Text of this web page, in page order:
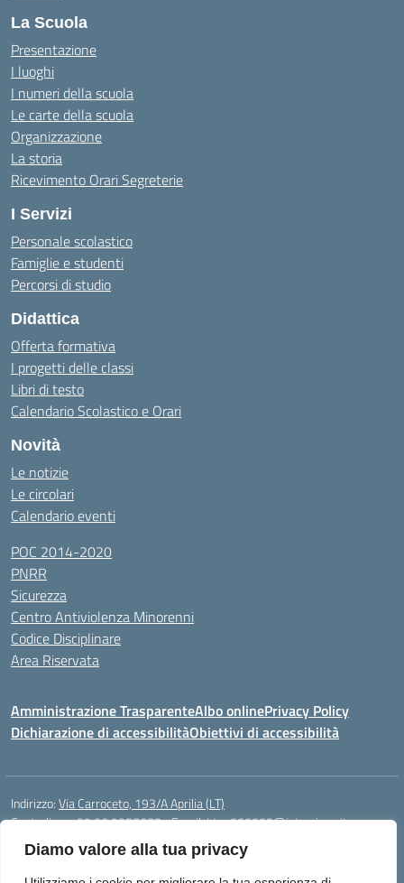
Diamo valore alla tua privacy
La Scuola
Presentazione
I luoghi
I numeri della scuola
Le carte della scuola
Organizzazione
La storia
Ricevimento Orari Segreterie
I Servizi
Personale scolastico
Famiglie e studenti
Percorsi di studio
Didattica
Offerta formativa
I progetti delle classi
Libri di testo
Calendario Scolastico e Orari
Novità
Le notizie
Le circolari
Calendario eventi
POC 2014-2020
PNRR
Sicurezza
Centro Antiviolenza Minorenni
Codice Disciplinare
Area Riservata
Amministrazione TrasparenteAlbo onlinePrivacy Policy
Dichiarazione di accessibilitàObiettivi di accessibilità
Indirizzo:Via Carroceto, 193/A Aprilia (LT)
Centralino:+39 06 9257678 Email:Ltps060002@istruzione.it
Posta elettronica certificata (PEC):
Ltps060002@pec.istruzione.it
Codice fiscale: 91001930592